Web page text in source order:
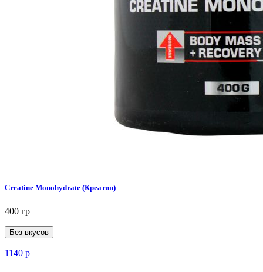
Creatine Monohydrate (Креатин)
400 гр
Без вкусов
1140 р